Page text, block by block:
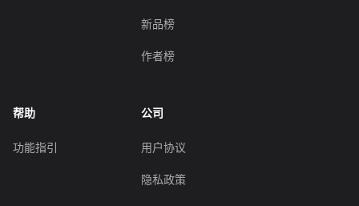
新品榜
作者榜
帮助
功能指引
公司
用户协议
隐私政策